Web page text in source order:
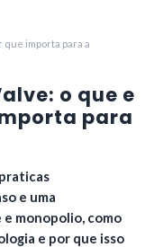
que importa para a
o que e
para
e uma
monopolio, como
e por que isso